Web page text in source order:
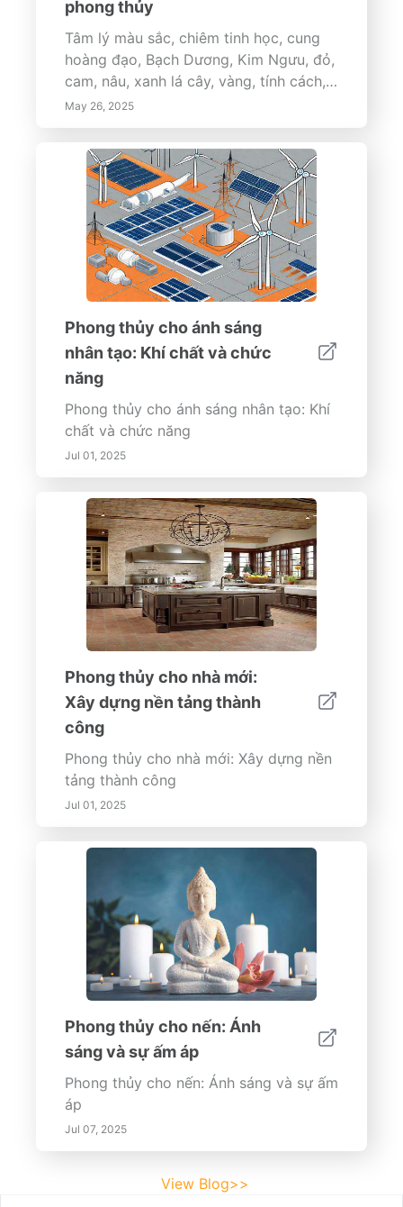
phong thủy
Tâm lý màu sắc, chiêm tinh học, cung
hoàng đạo, Bạch Dương, Kim Ngưu, đỏ,
cam, nâu, xanh lá cây, vàng, tính cách,
tâm trạng, năng lượng, thiết kế, thời
trang, trang trí nhà cửa
May 26, 2025
Phong thủy cho ánh sáng
nhân tạo: Khí chất và chức
năng
Phong thủy cho ánh sáng nhân tạo: Khí
chất và chức năng
Jul 01, 2025
Phong thủy cho nhà mới:
Xây dựng nền tảng thành
công
Phong thủy cho nhà mới: Xây dựng nền
tảng thành công
Jul 01, 2025
Phong thủy cho nến: Ánh
sáng và sự ấm áp
Phong thủy cho nến: Ánh sáng và sự ấm
áp
Jul 07, 2025
View Blog>>